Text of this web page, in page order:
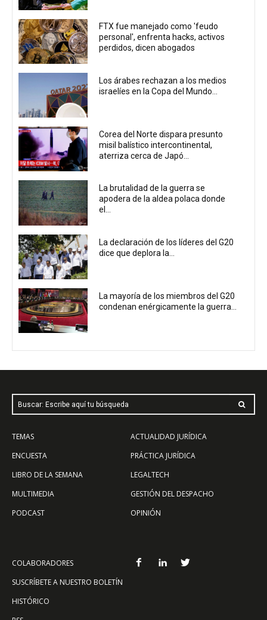
FTX fue manejado como 'feudo
personal', enfrenta hacks, activos
perdidos, dicen abogados
Los árabes rechazan a los medios
israelíes en la Copa del Mundo...
Corea del Norte dispara presunto
misil balístico intercontinental,
aterriza cerca de Japó...
La brutalidad de la guerra se
apodera de la aldea polaca donde
el...
La declaración de los líderes del G20
dice que deplora la...
La mayoría de los miembros del G20
condenan enérgicamente la guerra...
Buscar: Escribe aquí tu búsqueda
TEMAS
ENCUESTA
LIBRO DE LA SEMANA
MULTIMEDIA
PODCAST
ACTUALIDAD JURÍDICA
PRÁCTICA JURÍDICA
LEGALTECH
GESTIÓN DEL DESPACHO
OPINIÓN
COLABORADORES
SUSCRÍBETE A NUESTRO BOLETÍN
HISTÓRICO